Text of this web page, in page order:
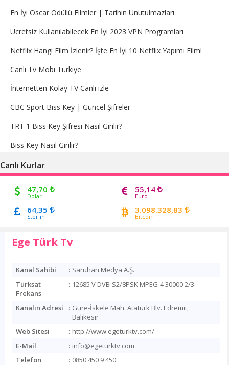
En İyi Oscar Ödüllü Filmler | Tarihin Unutulmazları
Ücretsiz Kullanılabilecek En İyi 2023 VPN Programları
Netflix Hangi Film İzlenir? İşte En İyi 10 Netflix Yapımı Film!
Canlı Tv Mobi Türkiye
İnternetten Kolay TV Canlı izle
CBC Sport Biss Key | Güncel Şifreler
TRT 1 Biss Key Şifresi Nasıl Girilir?
Biss Key Nasıl Girilir?
Canlı Kurlar
47,70
Dolar
55,14
Euro
64,35
Sterlin
3.098.328,83
Bitcoin
Ege Türk Tv
Kanal Sahibi : Saruhan Medya A.Ş.
Türksat
Frekans
: 12685 V DVB-S2/8PSK MPEG-4 30000 2/3
Kanalın Adresi : Güre-İskele Mah. Atatürk Blv. Edremit,
Balıkesir
Web Sitesi
: http://www.egeturktv.com/
E-Mail
: info@egeturktv.com
Telefon
: 0850 450 9 450